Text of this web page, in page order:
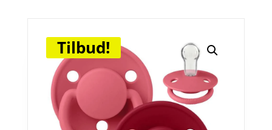
Tilbud!